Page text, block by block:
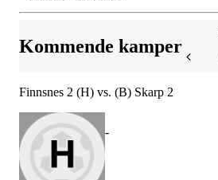
Kommende kamper
Finnsnes 2 (H) vs. (B) Skarp 2
-